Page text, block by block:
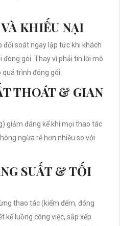
KHIẾU NẠI
đối soát ngay lập tức khi khách
đóng gói. Thay vì phải tin lời mô
trình đóng gói.
THOÁT & GIAN
giảm đáng kể khi mọi thao tác
ngừa rẻ hơn nhiều so với
SUẤT & TỐI
thao tác (kiểm đếm, đóng
kế luồng công việc, sắp xếp